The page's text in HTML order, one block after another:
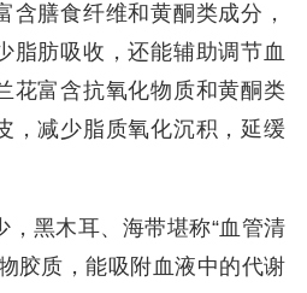
含膳食纤维和黄酮类成分，
脂肪吸收，还能辅助调节血
花富含抗氧化物质和黄酮类
，减少脂质氧化沉积，延缓
，黑木耳、海带堪称“血管清
胶质，能吸附血液中的代谢